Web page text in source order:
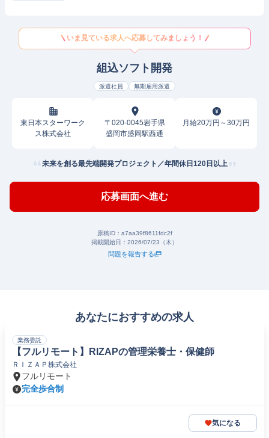
いま見ている求人へ応募してみましょう！
組込ソフト開発
派遣社員 無期雇用派遣
東日本スターワーク
ス株式会社
〒020-0045岩手県
盛岡市盛岡駅西通
月給20万円～30万円
未来を創る最先端開発プロジェクト／年間休日120日以上
応募画面へ進む
原稿ID： a7aa39f8611fdc2f
掲載開始日： 2026/07/23（木）
問題を報告する
あなたにおすすめの求人
業務委託
【フルリモート】RIZAPの管理栄養士・保健師
ＲＩＺＡＰ株式会社
フルリモート
完全歩合制
気になる